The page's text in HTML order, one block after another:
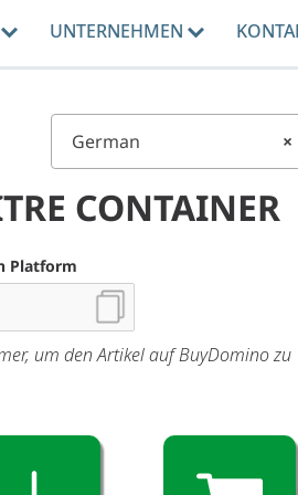
UNTERNEHMEN
×
German
CONTAINER
Platform
um den Artikel auf BuyDomino zu